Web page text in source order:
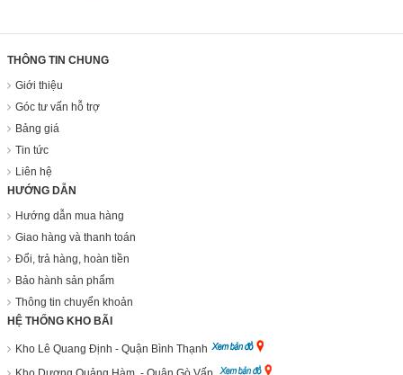
THÔNG TIN CHUNG
Giới thiệu
Góc tư vấn hỗ trợ
Bảng giá
Tin tức
Liên hệ
HƯỚNG DẪN
Hướng dẫn mua hàng
Giao hàng và thanh toán
Đổi, trả hàng, hoàn tiền
Bảo hành sản phẩm
Thông tin chuyển khoản
HỆ THỐNG KHO BÃI
Kho Lê Quang Định - Quận Bình Thạnh